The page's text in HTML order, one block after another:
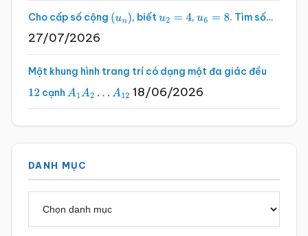
Cho cấp số cộng (un), biếtu2 =4 , u6 =8 . Tìm số…
27/07/2026
Một khung hình trang trí có dạng một đa giác đều
12 cạnh A1A2…A 12 18/06/2026
DANH MỤC